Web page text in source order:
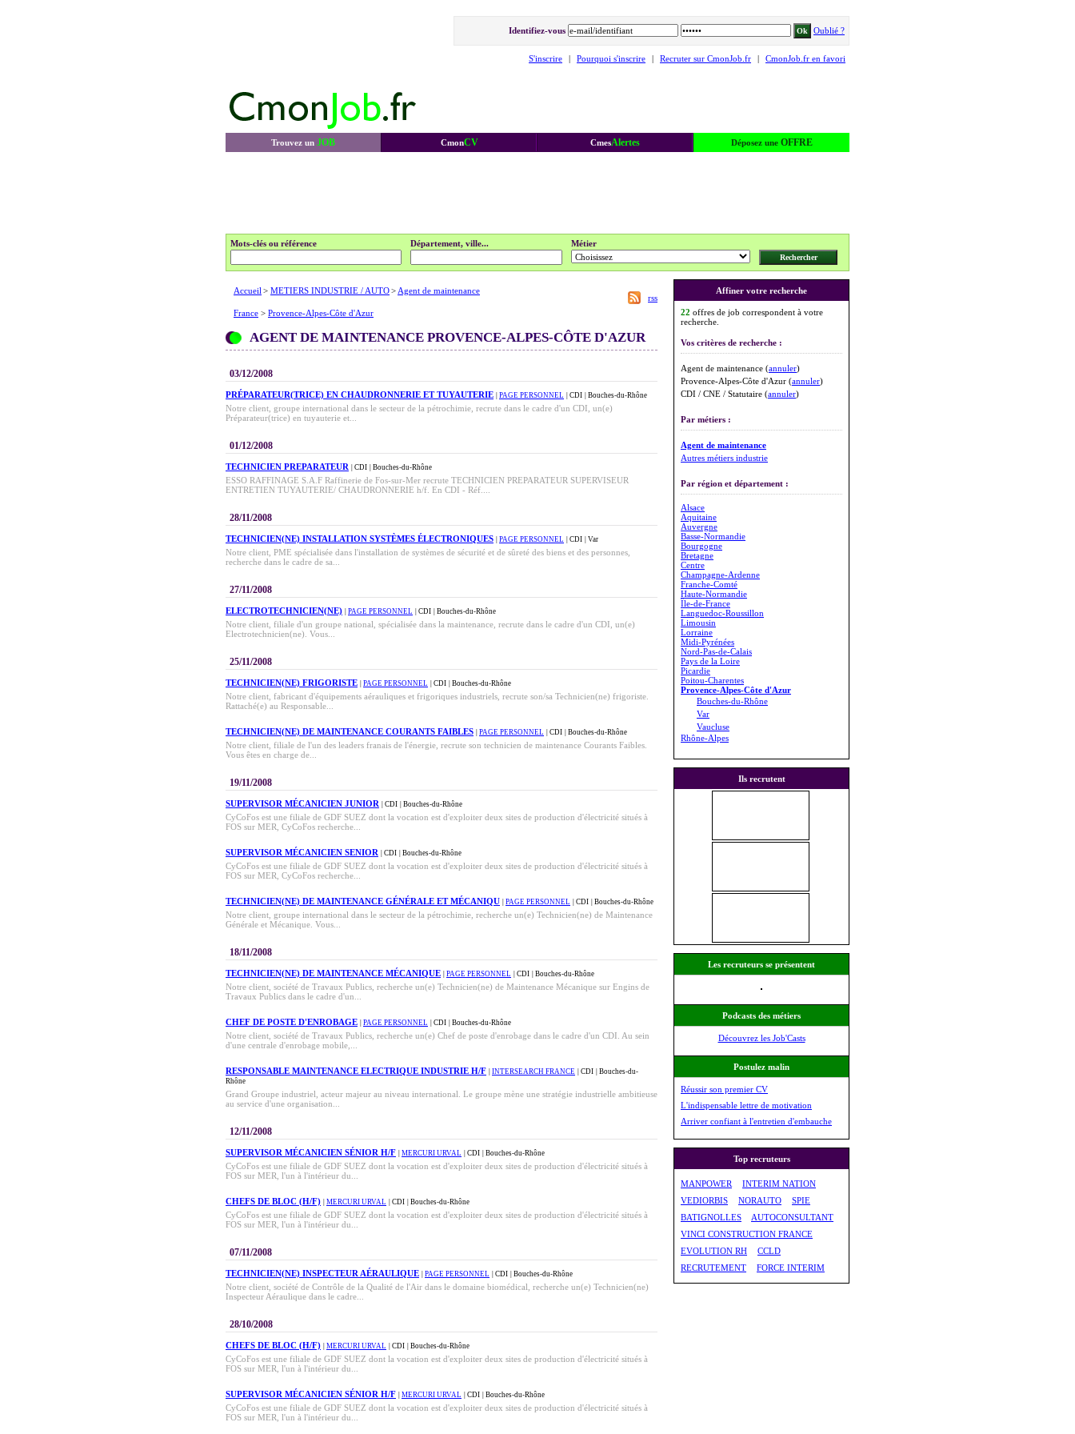
Identifiez-vous Oublié ?
S'inscrire | Pourquoi s'inscrire | Recruter sur CmonJob.fr | CmonJob.fr en favori
Trouvez un JOB CmonCV CmesAlertes Déposez une OFFRE
Mots-clés ou référence Département, ville... Métier
rss
Accueil > METIERS INDUSTRIE / AUTO> Agent de maintenance
France > Provence-Alpes-Côte d'Azur
AGENT DE MAINTENANCE PROVENCE-ALPES-CÔTE D'AZUR
03/12/2008
PRÉPARATEUR(TRICE) EN CHAUDRONNERIE ET TUYAUTERIE PAGE PERSONNEL | CDI | Bouches-du-Rhône
Notre client, groupe international dans le secteur de la pétrochimie, recrute dans le cadre d'un CDI, un(e)
Préparateur(trice) en tuyauterie et...
01/12/2008
TECHNICIEN PREPARATEUR | CDI | Bouches-du-Rhône
ESSO RAFFINAGE S.A.F Raffinerie de Fos-sur-Mer recrute TECHNICIEN PREPARATEUR SUPERVISEUR
ENTRETIEN TUYAUTERIE/ CHAUDRONNERIE h/f. En CDI - Réf....
28/11/2008
TECHNICIEN(NE) INSTALLATION SYSTÈMES ÉLECTRONIQUES PAGE PERSONNEL | CDI | Var
Notre client, PME spécialisée dans l'installation de systèmes de sécurité et de sûreté des biens et des personnes,
recherche dans le cadre de sa...
27/11/2008
ELECTROTECHNICIEN(NE) PAGE PERSONNEL | CDI | Bouches-du-Rhône
Notre client, filiale d'un groupe national, spécialisée dans la maintenance, recrute dans le cadre d'un CDI, un(e)
Electrotechnicien(ne). Vous...
25/11/2008
TECHNICIEN(NE) FRIGORISTE PAGE PERSONNEL | CDI | Bouches-du-Rhône
Notre client, fabricant d'équipements aérauliques et frigoriques industriels, recrute son/sa Technicien(ne) frigoriste.
Rattaché(e) au Responsable...
TECHNICIEN(NE) DE MAINTENANCE COURANTS FAIBLES PAGE PERSONNEL | CDI | Bouches-du-Rhône
Notre client, filiale de l'un des leaders franais de l'énergie, recrute son technicien de maintenance Courants Faibles.
Vous êtes en charge de...
19/11/2008
SUPERVISOR MÉCANICIEN JUNIOR | CDI | Bouches-du-Rhône
CyCoFos est une filiale de GDF SUEZ dont la vocation est d'exploiter deux sites de production d'électricité situés à
FOS sur MER, CyCoFos recherche...
SUPERVISOR MÉCANICIEN SENIOR | CDI | Bouches-du-Rhône
CyCoFos est une filiale de GDF SUEZ dont la vocation est d'exploiter deux sites de production d'électricité situés à
FOS sur MER, CyCoFos recherche...
TECHNICIEN(NE) DE MAINTENANCE GÉNÉRALE ET MÉCANIQU PAGE PERSONNEL | CDI | Bouches-du-Rhône
Notre client, groupe international dans le secteur de la pétrochimie, recherche un(e) Technicien(ne) de Maintenance
Générale et Mécanique. Vous...
18/11/2008
TECHNICIEN(NE) DE MAINTENANCE MÉCANIQUE PAGE PERSONNEL | CDI | Bouches-du-Rhône
Notre client, société de Travaux Publics, recherche un(e) Technicien(ne) de Maintenance Mécanique sur Engins de
Travaux Publics dans le cadre d'un...
CHEF DE POSTE D'ENROBAGE PAGE PERSONNEL | CDI | Bouches-du-Rhône
Notre client, société de Travaux Publics, recherche un(e) Chef de poste d'enrobage dans le cadre d'un CDI. Au sein
d'une centrale d'enrobage mobile,...
RESPONSABLE MAINTENANCE ELECTRIQUE INDUSTRIE H/F INTERSEARCH FRANCE | CDI
| Bouches-du-
Rhône
Grand Groupe industriel, acteur majeur au niveau international. Le groupe mène une stratégie industrielle ambitieuse
au service d'une organisation...
12/11/2008
SUPERVISOR MÉCANICIEN SÉNIOR H/F MERCURI URVAL | CDI | Bouches-du-Rhône
CyCoFos est une filiale de GDF SUEZ dont la vocation est d'exploiter deux sites de production d'électricité situés à
FOS sur MER, l'un à l'intérieur du...
CHEFS DE BLOC (H/F) MERCURI URVAL | CDI | Bouches-du-Rhône
CyCoFos est une filiale de GDF SUEZ dont la vocation est d'exploiter deux sites de production d'électricité situés à
FOS sur MER, l'un à l'intérieur du...
07/11/2008
TECHNICIEN(NE) INSPECTEUR AÉRAULIQUE PAGE PERSONNEL | CDI | Bouches-du-Rhône
Notre client, société de Contrôle de la Qualité de l'Air dans le domaine biomédical, recherche un(e) Technicien(ne)
Inspecteur Aéraulique dans le cadre...
28/10/2008
CHEFS DE BLOC (H/F) MERCURI URVAL | CDI | Bouches-du-Rhône
CyCoFos est une filiale de GDF SUEZ dont la vocation est d'exploiter deux sites de production d'électricité situés à
FOS sur MER, l'un à l'intérieur du...
SUPERVISOR MÉCANICIEN SÉNIOR H/F MERCURI URVAL | CDI | Bouches-du-Rhône
CyCoFos est une filiale de GDF SUEZ dont la vocation est d'exploiter deux sites de production d'électricité situés à
FOS sur MER, l'un à l'intérieur du...
Affiner votre recherche
22 offres de job correspondent à votre
recherche.
Vos critères de recherche :
Agent de maintenance (annuler)
Provence-Alpes-Côte d'Azur (annuler)
CDI / CNE / Statutaire (annuler)
Par métiers :
Agent de maintenance
Autres métiers industrie
Par région et département :
Alsace
Aquitaine
Auvergne
Basse-Normandie
Bourgogne
Bretagne
Centre
Champagne-Ardenne
Franche-Comté
Haute-Normandie
Île-de-France
Languedoc-Roussillon
Limousin
Lorraine
Midi-Pyrénées
Nord-Pas-de-Calais
Pays de la Loire
Picardie
Poitou-Charentes
Provence-Alpes-Côte d'Azur
Bouches-du-Rhône
Var
Vaucluse
Rhône-Alpes
Ils recrutent
Les recruteurs se présentent
Podcasts des métiers
Découvrez les Job'Casts
Postulez malin
Réussir son premier CV
L'indispensable lettre de motivation
Arriver confiant à l'entretien d'embauche
Top recruteurs
MANPOWER
INTERIM NATION
VEDIORBIS
NORAUTO
SPIE
BATIGNOLLES
AUTOCONSULTANT
VINCI CONSTRUCTION FRANCE
EVOLUTION RH
CCLD
RECRUTEMENT
FORCE INTERIM